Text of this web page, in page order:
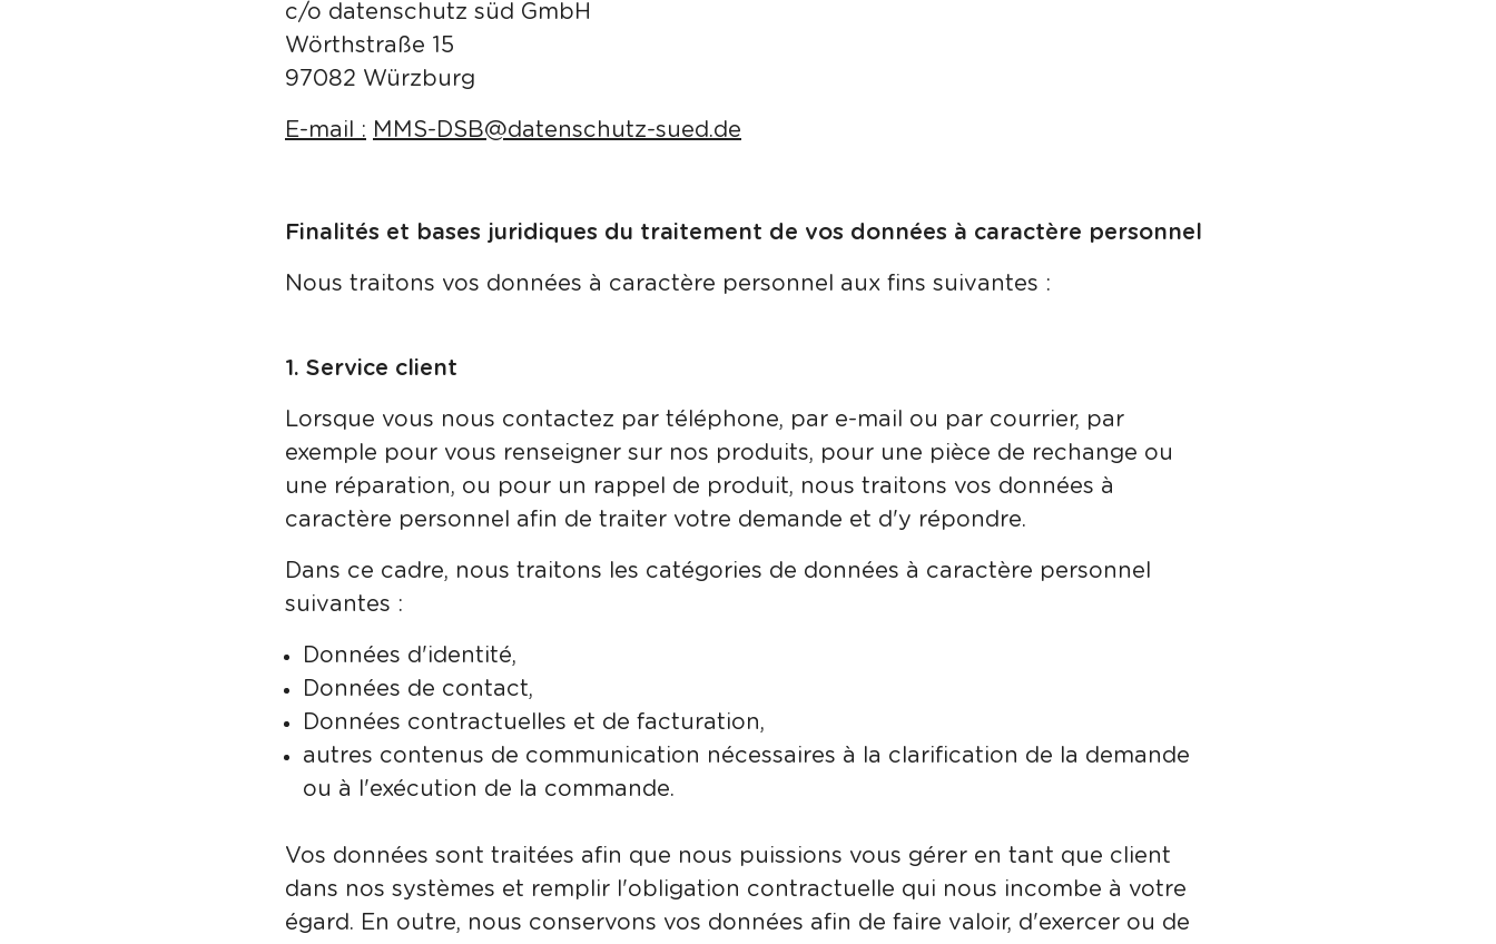
c/o datenschutz süd GmbH
Wörthstraße 15
97082 Würzburg
E-mail : MMS-DSB@datenschutz-sued.de
Finalités et bases juridiques du traitement de vos données à caractère personnel
Nous traitons vos données à caractère personnel aux fins suivantes :
1. Service client
Lorsque vous nous contactez par téléphone, par e-mail ou par courrier, par
exemple pour vous renseigner sur nos produits, pour une pièce de rechange ou
une réparation, ou pour un rappel de produit, nous traitons vos données à
caractère personnel afin de traiter votre demande et d'y répondre.
Dans ce cadre, nous traitons les catégories de données à caractère personnel
suivantes :
Données d'identité,
Données de contact,
Données contractuelles et de facturation,
autres contenus de communication nécessaires à la clarification de la demande
ou à l'exécution de la commande.
Vos données sont traitées afin que nous puissions vous gérer en tant que client
dans nos systèmes et remplir l'obligation contractuelle qui nous incombe à votre
égard. En outre, nous conservons vos données afin de faire valoir, d'exercer ou de